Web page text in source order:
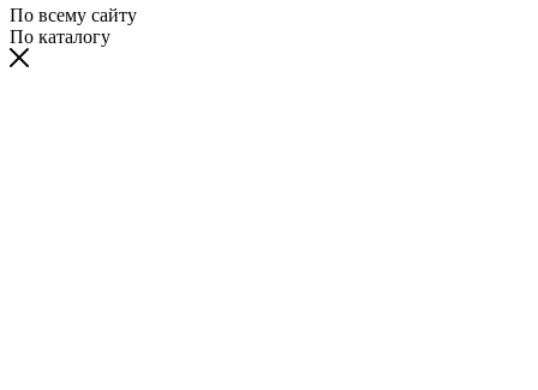
По всему сайту
По каталогу